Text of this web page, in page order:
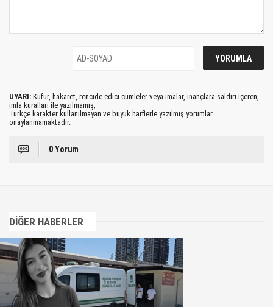
UYARI: Küfür, hakaret, rencide edici cümleler veya imalar, inançlara saldırı içeren,
imla kuralları ile yazılmamış,
Türkçe karakter kullanılmayan ve büyük harflerle yazılmış yorumlar
onaylanmamaktadır.
0 Yorum
DİĞER HABERLER